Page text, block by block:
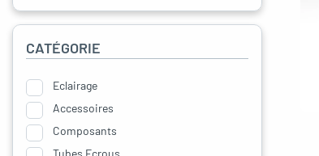
CATÉGORIE
Eclairage
Accessoires
Composants
menu
menu